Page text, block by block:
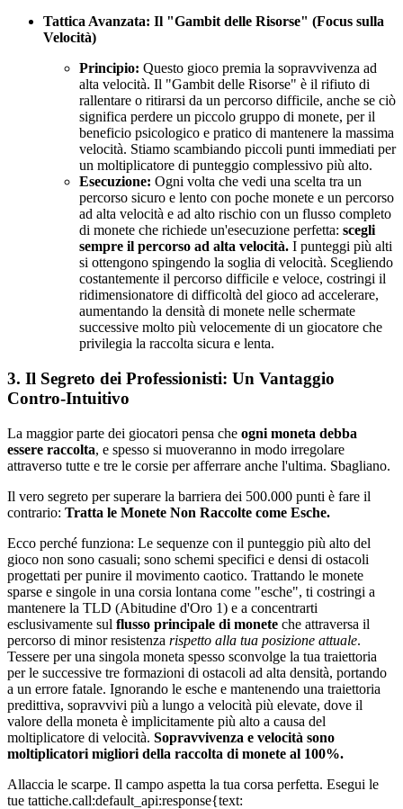
Tattica Avanzata: Il "Gambit delle Risorse" (Focus sulla
Velocità)
Principio: Questo gioco premia la sopravvivenza ad
alta velocità. Il "Gambit delle Risorse" è il rifiuto di
rallentare o ritirarsi da un percorso difficile, anche se ciò
significa perdere un piccolo gruppo di monete, per il
beneficio psicologico e pratico di mantenere la massima
velocità. Stiamo scambiando piccoli punti immediati per
un moltiplicatore di punteggio complessivo più alto.
Esecuzione: Ogni volta che vedi una scelta tra un
percorso sicuro e lento con poche monete e un percorso
ad alta velocità e ad alto rischio con un flusso completo
di monete che richiede un'esecuzione perfetta: scegli
sempre il percorso ad alta velocità. I punteggi più alti
si ottengono spingendo la soglia di velocità. Scegliendo
costantemente il percorso difficile e veloce, costringi il
ridimensionatore di difficoltà del gioco ad accelerare,
aumentando la densità di monete nelle schermate
successive molto più velocemente di un giocatore che
privilegia la raccolta sicura e lenta.
3. Il Segreto dei Professionisti: Un Vantaggio
Contro-Intuitivo
La maggior parte dei giocatori pensa che ogni moneta debba
essere raccolta, e spesso si muoveranno in modo irregolare
attraverso tutte e tre le corsie per afferrare anche l'ultima. Sbagliano.
Il vero segreto per superare la barriera dei 500.000 punti è fare il
contrario: Tratta le Monete Non Raccolte come Esche.
Ecco perché funziona: Le sequenze con il punteggio più alto del
gioco non sono casuali; sono schemi specifici e densi di ostacoli
progettati per punire il movimento caotico. Trattando le monete
sparse e singole in una corsia lontana come "esche", ti costringi a
mantenere la TLD (Abitudine d'Oro 1) e a concentrarti
esclusivamente sul flusso principale di monete che attraversa il
percorso di minor resistenza rispetto alla tua posizione attuale.
Tessere per una singola moneta spesso sconvolge la tua traiettoria
per le successive tre formazioni di ostacoli ad alta densità, portando
a un errore fatale. Ignorando le esche e mantenendo una traiettoria
predittiva, sopravvivi più a lungo a velocità più elevate, dove il
valore della moneta è implicitamente più alto a causa del
moltiplicatore di velocità. Sopravvivenza e velocità sono
moltiplicatori migliori della raccolta di monete al 100%.
Allaccia le scarpe. Il campo aspetta la tua corsa perfetta. Esegui le
tue tattiche.call:default_api:response{text: